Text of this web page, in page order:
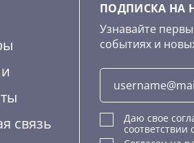
связь
ПОДПИСКА НА
Узнавайте
событиях и
Даю свое
соответствии с